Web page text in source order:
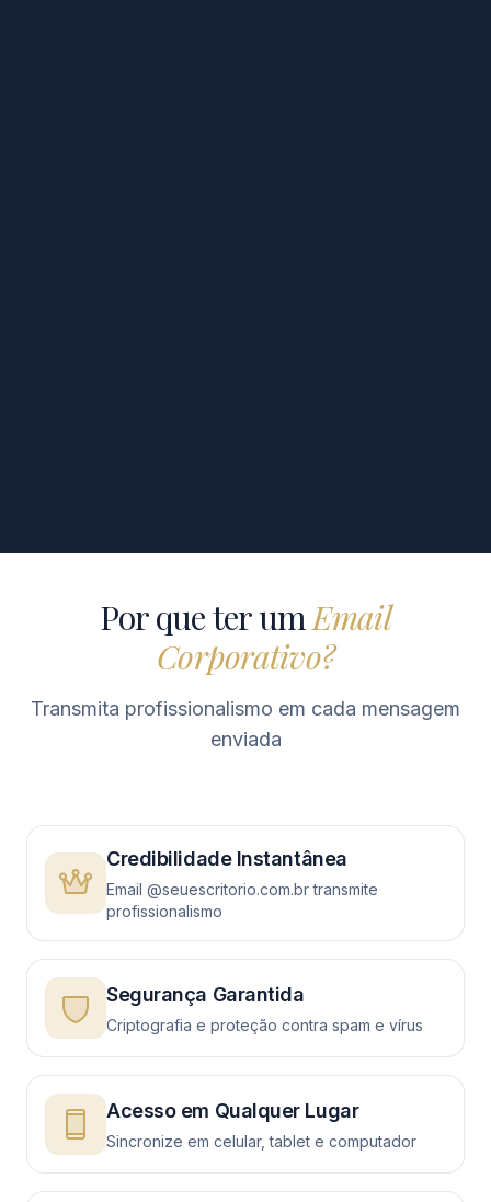
Por que ter umEmail
Corporativo?
Transmita profissionalismo em cada mensagem
enviada
Credibilidade Instantânea
Email @seuescritorio.com.br transmite
profissionalismo
Segurança Garantida
Criptografia e proteção contra spam e vírus
Acesso em Qualquer Lugar
Sincronize em celular, tablet e computador